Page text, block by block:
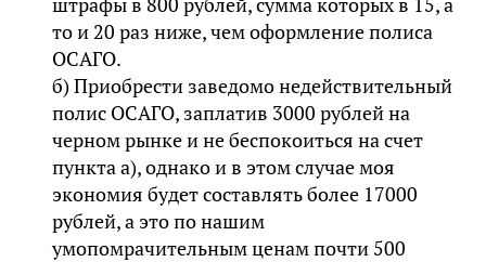
то и 20 раз ниже, чем оформление полиса
ОСАГО.
б) Приобрести заведомо недействительный
полис ОСАГО, заплатив 3000 рублей на
черном рынке и не беспокоиться на счет
пункта а), однако и в этом случае моя
экономия будет составлять более 17000
рублей, а это по нашим
умопомрачительным ценам почти 500